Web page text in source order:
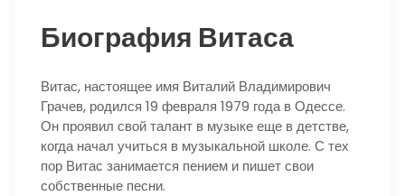
Биография Витаса
Витас, настоящее имя Виталий Владимирович
Грачев, родился 19 февраля 1979 года в Одессе.
Он проявил свой талант в музыке еще в детстве,
когда начал учиться в музыкальной школе. С тех
пор Витас занимается пением и пишет свои
собственные песни.